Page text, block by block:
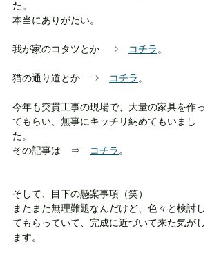
た。
本当にありがたい。
我が家のコタツとか　⇒ コチラ。
猫の通り道とか　⇒ コチラ。
今年も突貫工事の現場で、大量の家具を作っ
てもらい、無事にキッチリ納めてもいまし
た。
その記事は　⇒ コチラ。
そして、目下の懸案事項（笑）
またまた無理難題なんだけど、色々と検討し
てもらっていて、完成に近づいて来た気がし
ます。